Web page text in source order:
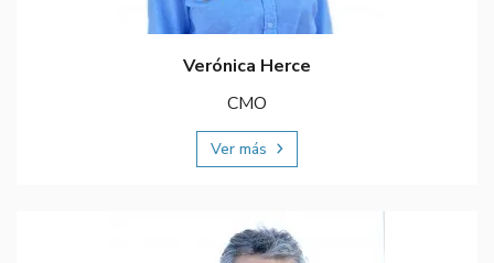
Verónica Herce
CMO
Ver más